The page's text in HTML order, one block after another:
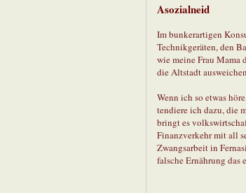
Asozialneid
Im bunkerartigen
Technikgeräten, den
wie meine Frau Mama
die Altstadt
Wenn ich so etwas
tendiere ich dazu, die
bringt es
Finanzverkehr mit all
Zwangsarbeit in
falsche Ernährung das